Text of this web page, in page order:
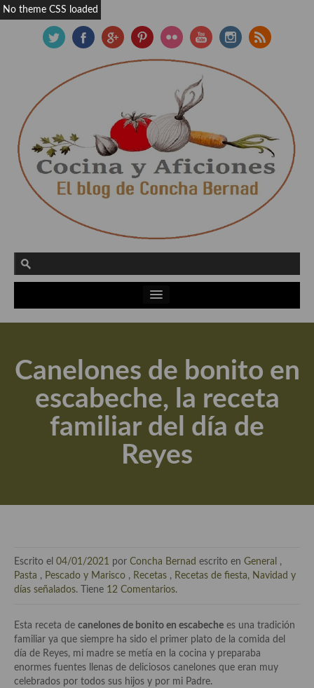
Actualidad y recomendaciones
Apuntes, estudios sobre temas interesantes e importantes
Aceite de Oliva Virgen Extra (AOVE)
Recetas maridadas con los mejores AOVES
Flores en la cocina recetas
En la mesa: menaje, vajilla, técnicas de emplatado, decoración
Historia de la gastronomía, platos celebres, cocineros, críticos,
historias culinarias y otras cosas
Origen y evolución de la comida
Canelones de bonito en
escabeche, la receta
familiar del día de
Reyes
Escrito el 04/01/2021 por Concha Bernad escrito en General
,
Pasta , Pescado y Marisco , Recetas , Recetas de fiesta, Navidad y
días señalados. Tiene 12 Comentarios.
Esta receta de canelones de bonito en escabeche es una tradición
familiar ya que siempre ha sido el primer plato de la comida del
día de Reyes, mi madre se metía en la cocina y preparaba
enormes fuentes llenas de deliciosos canelones que eran muy
celebrados por todos sus hijos y por mi Padre.
No theme CSS loaded